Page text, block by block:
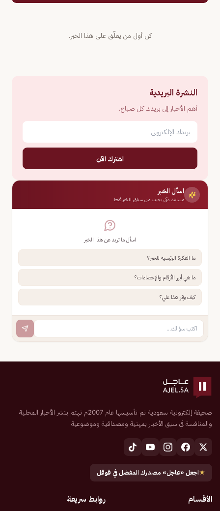
كن أول من يعلّق على هذا الخبر.
النشرة البريدية
أهم الأخبار إلى بريدك كل صباح.
اشترك الآن
اسأل الخبر
مساعد ذكي يجيب من سياق الخبر فقط
اسأل ما تريد عن هذا الخبر
ما الفكرة الرئيسية للخبر؟
ما هي أبرز الأرقام والإحصاءات؟
كيف يؤثر هذا علي؟
صحيفة إلكترونية سعودية تم تأسيسها عام 2007م تهتم بنشر الأخبار المحلية
والمنافسة في سبق الأخبار بمهنية ومصداقية وموضوعية
★اجعل «عاجل» مصدرك المفضل في قوقل
الأقسام روابط سريعة